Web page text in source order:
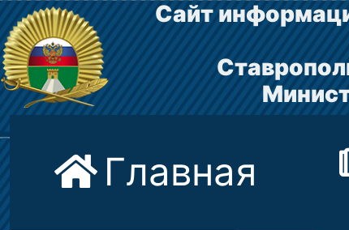
Сайт
Главная